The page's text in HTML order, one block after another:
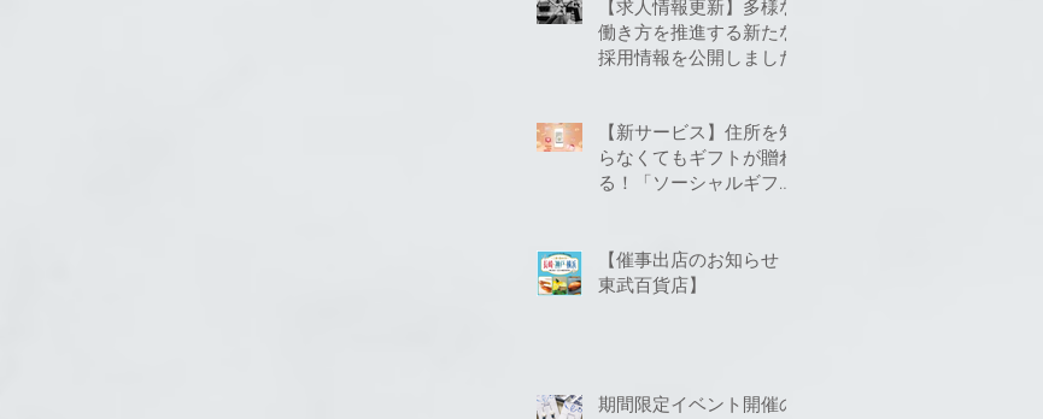
【求人情報更新】多様な
働き方を推進する新たな
採用情報を公開しました
【新サービス】住所を知
らなくてもギフトが贈れ
る！「ソーシャルギフ
【催事出店のお知らせ
東武百貨店】
期間限定イベント開催の